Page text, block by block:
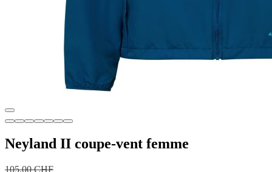
Neyland II coupe-vent femme
105.00 CHF